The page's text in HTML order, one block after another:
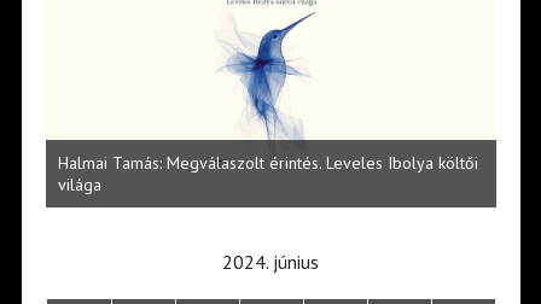
Halmai Tamás: Megválaszolt érintés. Leveles Ibolya költői
világa
2024. június